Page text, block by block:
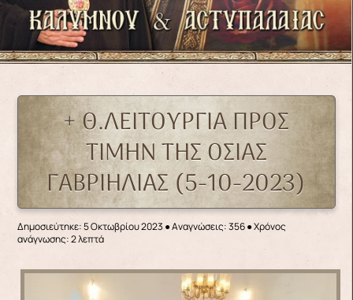
+ Θ.ΛΕΙΤΟΥΡΓΙΑ ΠΡΟΣ
ΤΙΜΗΝ ΤΗΣ ΟΣΙΑΣ
ΓΑΒΡΙΗΛΙΑΣ (5-10-2023)
Δημοσιεύτηκε: 5 Οκτωβρίου 2023 ●Αναγνώσεις: 356● Χρόνος
ανάγνωσης: 2 λεπτά